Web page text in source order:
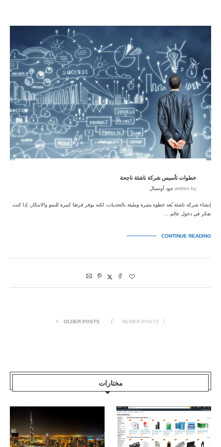
خطوات تأسيس شركة ناشئة ناجحة
written by جود أونسال
إنشاء شركة ناشئة يُعد خطوة مثيرة ومليئة بالتحديات، لكنه يوفر فرصًا كبيرة للنمو والابتكار، إذا كنت
تفكر في دخول عالم …
CONTINUE READING
NEWER POSTS
OLDER POSTS
مختارات